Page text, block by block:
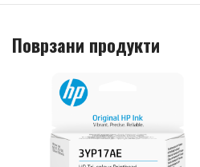
Поврзани продукти